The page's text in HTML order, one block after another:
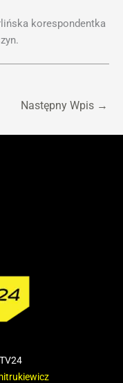
korespondentka
Następny Wpis →